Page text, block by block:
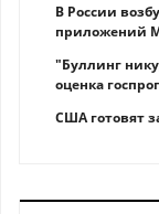
В России
приложений
"Буллинг
оценка
США готовят